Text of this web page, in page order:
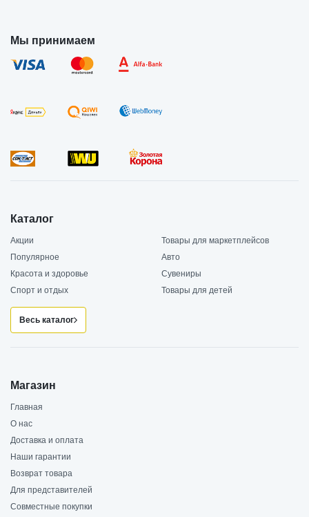
Мы принимаем
Каталог
Акции
Товары для маркетплейсов
Популярное
Авто
Красота и здоровье
Сувениры
Спорт и отдых
Товары для детей
Весь каталог
Магазин
Главная
О нас
Доставка и оплата
Наши гарантии
Возврат товара
Для представителей
Совместные покупки